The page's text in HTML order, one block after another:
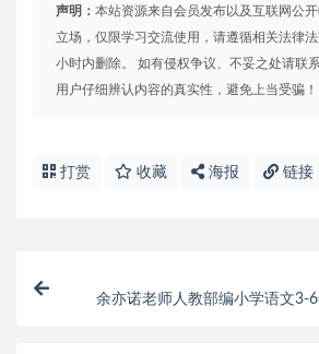
声明： 本站资源来自会员发布以及互联网公
立场，仅限学习交流使用，请遵循相关法律
小时内删除。 如有侵权争议、不妥之处请联
用户仔细辨认内容的真实性，避免上当受骗！
打赏 收藏 海报 链接
余亦诺老师人教部编小学语文3-